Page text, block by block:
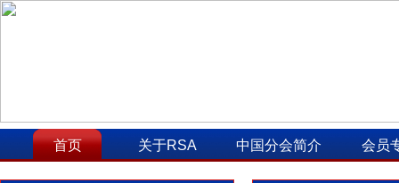
首页 关于RSA 中国分会简介 会员